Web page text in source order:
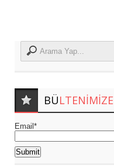
BÜLTENIMIZE
Email*